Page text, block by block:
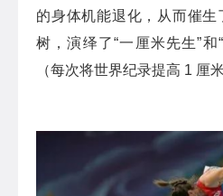
的身体机能退化，从而催
树，演绎了“一厘米先生”
（每次将世界纪录提高 1 厘米